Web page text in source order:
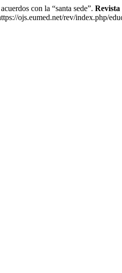
con la “santa sede”.
ojs.eumed.net/rev/index.php/